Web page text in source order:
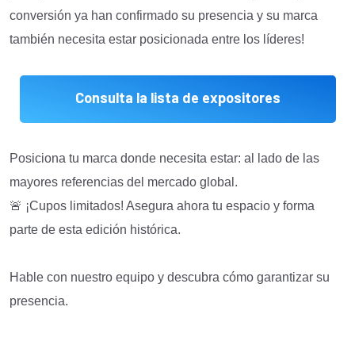
conversión ya han confirmado su presencia y su marca
también necesita estar posicionada entre los líderes!
Consulta la lista de expositores
Posiciona tu marca donde necesita estar: al lado de las
mayores referencias del mercado global.
🚨 ¡Cupos limitados! Asegura ahora tu espacio y forma
parte de esta edición histórica.
Hable con nuestro equipo y descubra cómo garantizar su
presencia.